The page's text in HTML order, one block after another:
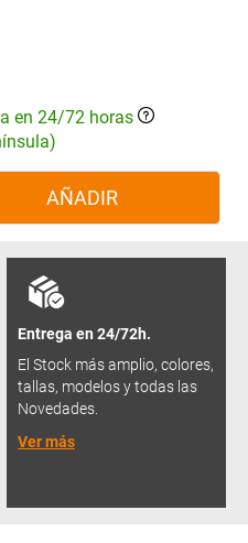
en 24/72 horas
AÑADIR
Entrega en 24/72h.
El Stock más amplio, colores,
tallas, modelos y todas las
Novedades.
Ver más